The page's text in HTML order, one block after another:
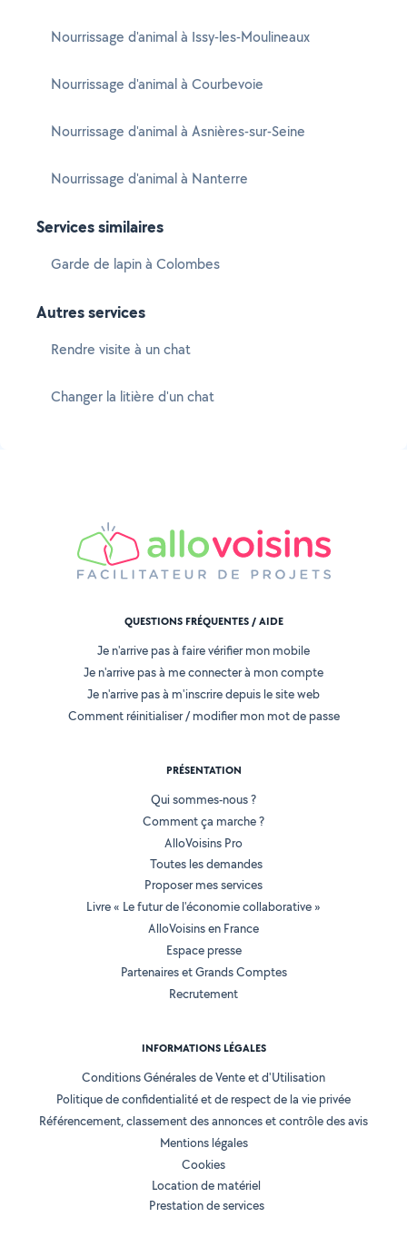
Nourrissage d'animal à Issy-les-Moulineaux
Nourrissage d'animal à Courbevoie
Nourrissage d'animal à Asnières-sur-Seine
Nourrissage d'animal à Nanterre
Services similaires
Garde de lapin à Colombes
Autres services
Rendre visite à un chat
Changer la litière d'un chat
QUESTIONS FRÉQUENTES / AIDE
Je n'arrive pas à faire vérifier mon mobile
Je n'arrive pas à me connecter à mon compte
Je n'arrive pas à m'inscrire depuis le site web
Comment réinitialiser / modifier mon mot de passe
PRÉSENTATION
Qui sommes-nous ?
Comment ça marche ?
AlloVoisins Pro
Toutes les demandes
Proposer mes services
Livre « Le futur de l'économie collaborative »
AlloVoisins en France
Espace presse
Partenaires et Grands Comptes
Recrutement
INFORMATIONS LÉGALES
Conditions Générales de Vente et d'Utilisation
Politique de confidentialité et de respect de la vie privée
Référencement, classement des annonces et contrôle des avis
Mentions légales
Cookies
Location de matériel
Prestation de services